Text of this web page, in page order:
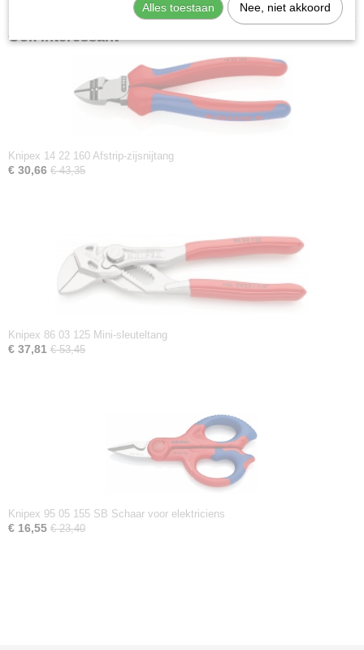
Ook interessant
Knipex 14 22 160 Afstrip-zijsnijtang
€ 30,66 € 43,35
Knipex 86 03 125 Mini-sleuteltang
€ 37,81 € 53,45
Knipex 95 05 155 SB Schaar voor elektriciens
€ 16,55 € 23,40
Alles toestaan Nee, niet akkoord